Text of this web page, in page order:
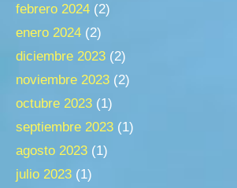
febrero 2024 (2)
enero 2024 (2)
diciembre 2023 (2)
noviembre 2023 (2)
octubre 2023 (1)
septiembre 2023 (1)
agosto 2023 (1)
julio 2023 (1)